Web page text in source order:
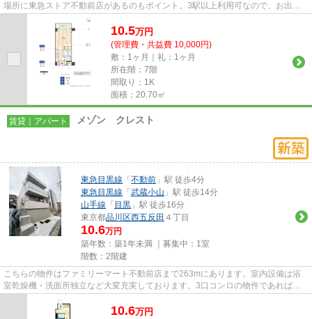
場所に東急ストア不動前店があるのもポイント。3駅以上利用可なので、お出か
けの幅も広がるのが魅力です。...
10.5万円
(管理費・共益費 10,000円)
敷：1ヶ月｜礼：1ヶ月
所在階：7階
間取り：1K
面積：20.70㎡
賃貸｜アパート メゾン クレスト
東急目黒線 「 不動前 」駅 徒歩4分
東急目黒線 「 武蔵小山 」駅 徒歩14分
山手線 「 目黒 」駅 徒歩16分
東京都品川区西五反田 ４丁目
10.6万円
築年数：築1年未満 ｜募集中： 1室
階数：2階建
こちらの物件はファミリーマート不動前店まで263mにあります。室内設備は浴
室乾燥機・洗面所独立など大変充実しております。3口コンロの物件であれば、
忙しい朝でも短い時間で一気に料...
10.6万円